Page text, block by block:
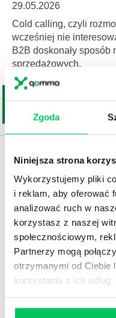
Zgoda
Niniejsza strona
Wykorzystujemy pliki
i reklam, aby oferować
analizować ruch w
korzystasz z naszej
społecznościowym,
Partnerzy mogą
otrzymanymi od Ciebie
korzystania z ich usług.
29.05.2026
Cold calling, czyli
wcześniej nie
B2B doskonały
sprzedażowych.